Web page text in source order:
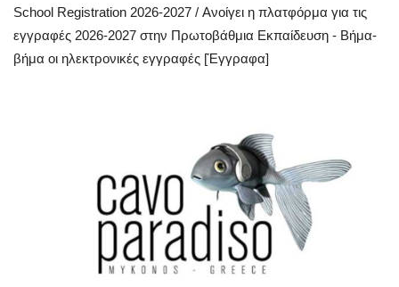
Mykonos Ticker TV
Sport
School Registration 2026-2027 / Ανοίγει η πλατφόρμα για τις
εγγραφές 2026-2027 στην Πρωτοβάθμια Εκπαίδευση - Βήμα-
βήμα οι ηλεκτρονικές εγγραφές [Έγγραφα]